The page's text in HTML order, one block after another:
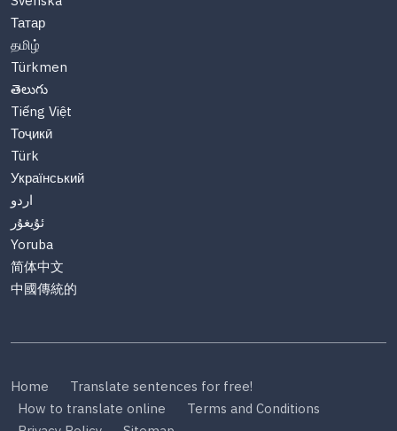
Татар
தமிழ்
Türkmen
తెలుగు
Tiếng Việt
Тоҷикӣ
Türk
Український
اردو
ئۇيغۇر
Yoruba
简体中文
中國傳統的
Home
Translate sentences for free!
How to translate online
Terms and Conditions